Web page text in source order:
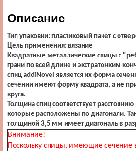
Описание
Тип упаковки: пластиковый пакет с
Цель применения: вязание
Квадратные металлические спицы с
грани по всей длине и экстратонким
спиц addiNovel является их форма
сечении имеют форму квадрата, а не
круга.
Толщина спиц соответствует
которые расположены по диагонали.
толщиной 3,5 мм имеет диагональ в
Внимание!
Поскольку спицы, имеющие сечение